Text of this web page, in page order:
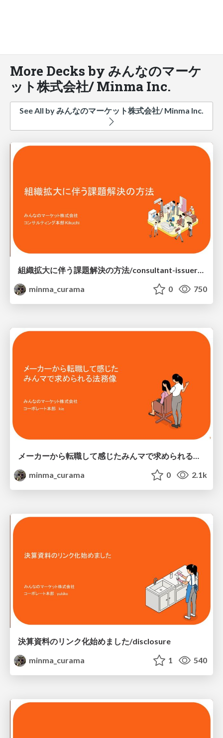
More Decks by みんなのマーケ
ット株式会社/ Minma Inc.
See All by みんなのマーケット株式会社/ Minma Inc.
組織拡大に伴う課題解決の方法/consultant-issueresolution
minma_curama
0 750
minma_curama
0 2.1k
決算資料のリンク化始めました/disclosure
minma_curama
1 540